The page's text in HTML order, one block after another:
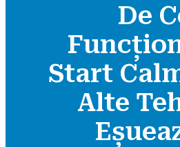
De
Start
Alte